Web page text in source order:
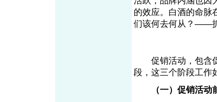
的效应。白酒的命脉
们该何去何从？——
促销活动，包含促
段，这三个阶段工作
（一）促销活